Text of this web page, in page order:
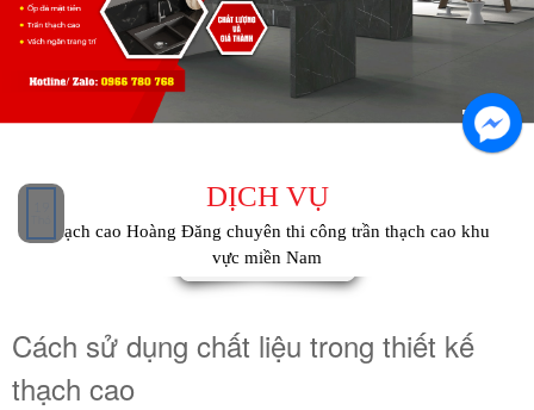
DỊCH VỤ
Thạch cao Hoàng Đăng chuyên thi công trần thạch cao khu
vực miền Nam
Cách sử dụng chất liệu trong thiết kế
thạch cao